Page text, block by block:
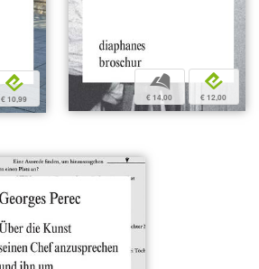
e
€ 10,99
b
€ 14,00
e
€ 12,00